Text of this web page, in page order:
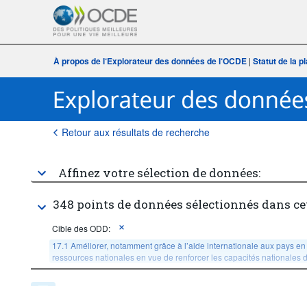
À propos de l‘Explorateur des données de l‘OCDE | Statut de la
Retour aux résultats de recherche
Affinez votre sélection de données:
348 points de données sélectionnés dans
Cible des ODD:
17.1 Améliorer, notamment grâce à l’aide internationale aux pays
ressources nationales en vue de renforcer les capacités nationales
Âge: